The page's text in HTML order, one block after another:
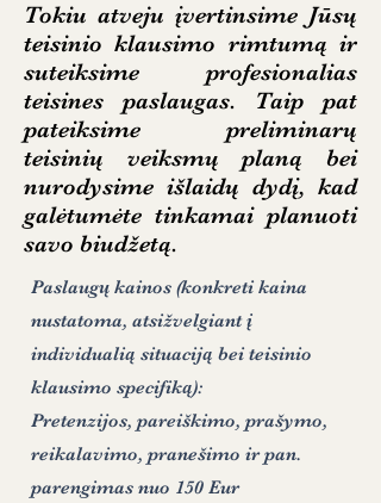
Tokiu atveju įvertinsime Jūsų
teisinio klausimo rimtumą ir
suteiksime profesionalias
teisines paslaugas. Taip pat
pateiksime preliminarų
teisinių veiksmų planą bei
nurodysime išlaidų dydį, kad
galėtumėte tinkamai planuoti
savo biudžetą.
Paslaugų kainos (konkreti kaina
nustatoma, atsižvelgiant į
individualią situaciją bei teisinio
klausimo specifiką):
Pretenzijos, pareiškimo, prašymo,
reikalavimo, pranešimo ir pan.
parengimas nuo 150 Eur